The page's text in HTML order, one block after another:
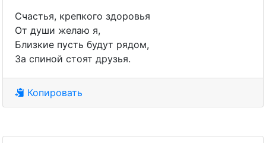
Счастья, крепкого здоровья
От души желаю я,
Близкие пусть будут рядом,
За спиной стоят друзья.
Копировать